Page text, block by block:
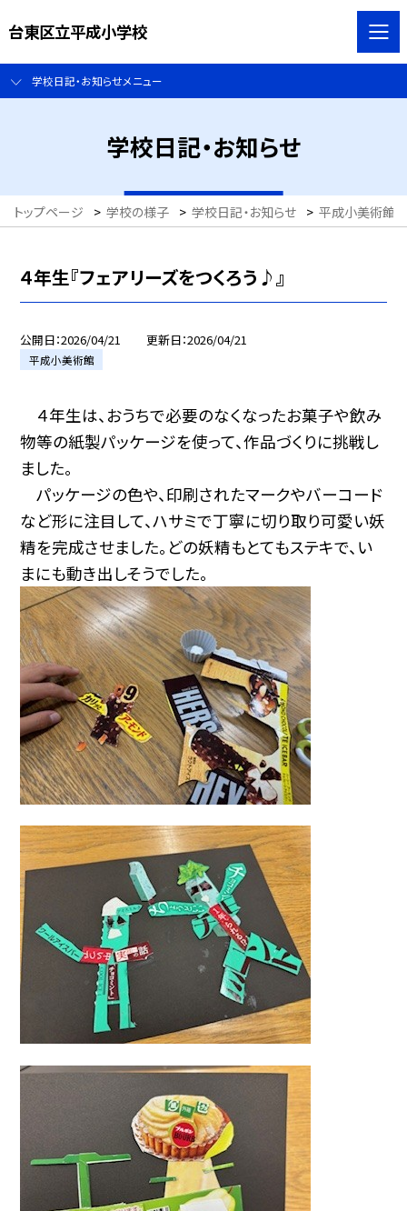
台東区立平成小学校
学校日記・お知らせメニュー
学校日記・お知らせ
トップページ > 学校の様子 > 学校日記・お知らせ > 平成小美術館
４年生『フェアリーズをつくろう♪』
公開日 2026/04/21 更新日 2026/04/21
平成小美術館
４年生は、おうちで必要のなくなったお菓子や飲み
物等の紙製パッケージを使って、作品づくりに挑戦し
ました。
パッケージの色や、印刷されたマークやバーコード
など形に注目して、ハサミで丁寧に切り取り可愛い妖
精を完成させました。どの妖精もとてもステキで、い
まにも動き出しそうでした。